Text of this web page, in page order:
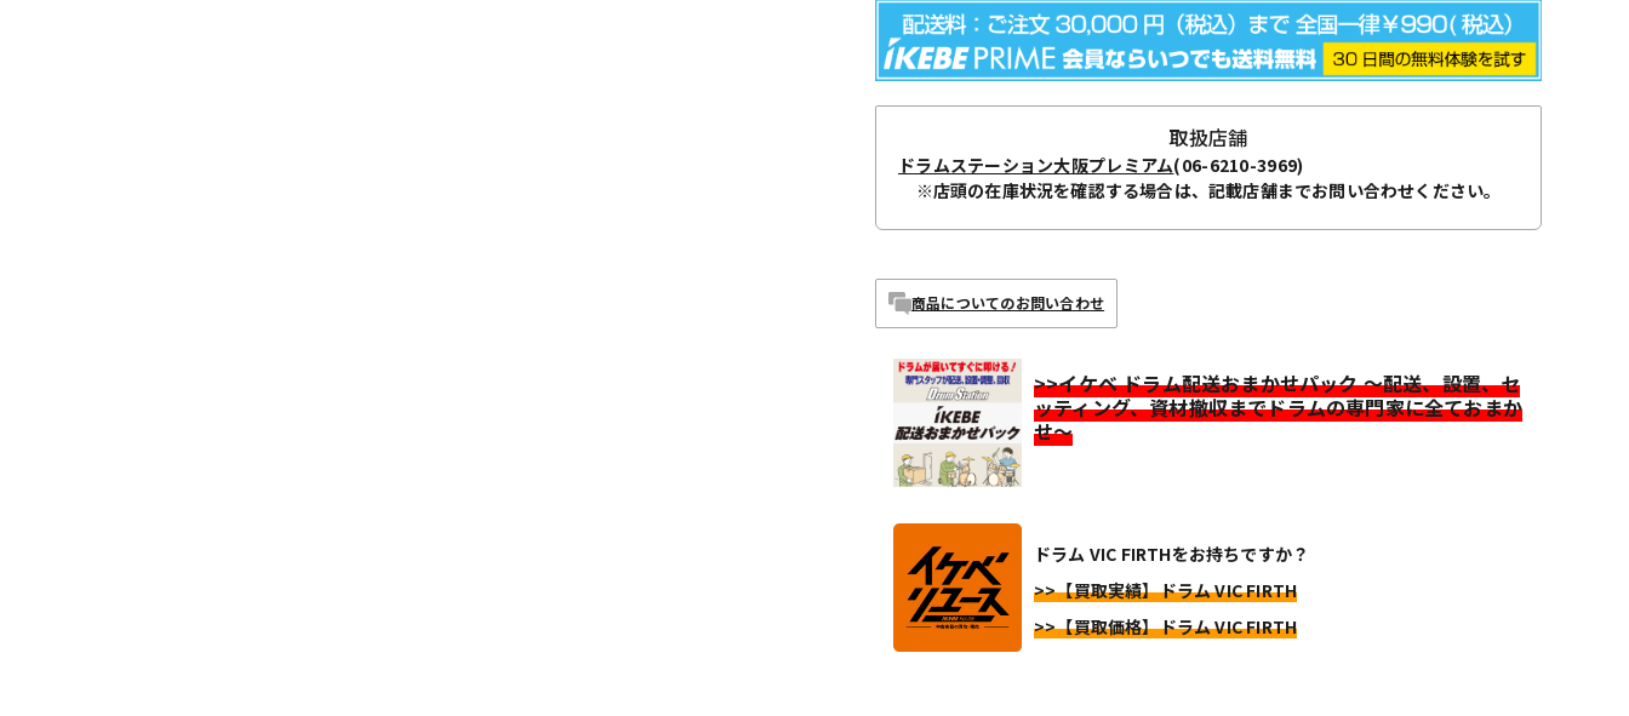
取扱店舗
ドラムステーション大阪プレミアム(06-6210-3969)
※店頭の在庫状況を確認する場合は、記載店舗までお問い合わせください。
商品についてのお問い合わせ
>>イケベ ドラム配送おまかせパック ～配送、設置、セ
ッティング、資材撤収までドラムの専門家に全ておまか
せ～
ドラム VIC FIRTHをお持ちですか？
>>【買取実績】ドラム VIC FIRTH
>>【買取価格】ドラム VIC FIRTH